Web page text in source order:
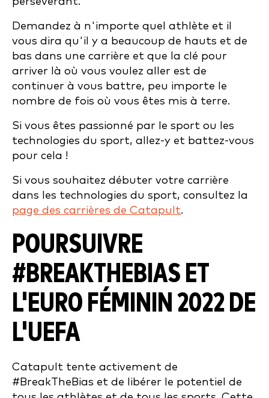
Demandez à n'importe quel athlète et il
vous dira qu'il y a beaucoup de hauts et de
bas dans une carrière et que la clé pour
arriver là où vous voulez aller est de
continuer à vous battre, peu importe le
nombre de fois où vous êtes mis à terre.
Si vous êtes passionné par le sport ou les
technologies du sport, allez-y et battez-vous
pour cela !
Si vous souhaitez débuter votre carrière
dans les technologies du sport, consultez la
page des carrières de Catapult.
POURSUIVRE
#BREAKTHEBIAS ET
L'EURO FÉMININ 2022 DE
L'UEFA
Catapult tente activement de
#BreakTheBias et de libérer le potentiel de